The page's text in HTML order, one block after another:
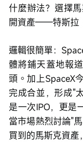
什麼辦法？選擇
開資產——特斯拉
邏輯很簡單：
體將鋪天蓋地報
頭。加上SpaceX
完成合並，形成"
是一次IPO，更是
當市場熱烈討論"
買到的馬斯克資產